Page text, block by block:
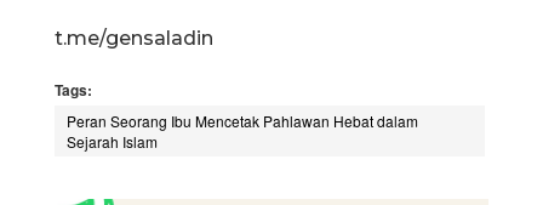
t.me/gensaladin
Tags:
Peran Seorang Ibu Mencetak Pahlawan Hebat dalam
Sejarah Islam